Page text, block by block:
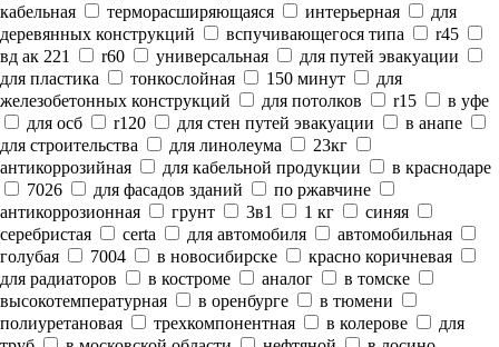
кабельная
терморасширяющаяся интерьерная
для
деревянных конструкций
вспучивающегося типа
r45
вд ак 221
r60 универсальная
для путей эвакуации
для пластика
тонкослойная 150 минут
для
железобетонных конструкций
для потолков r15
в уфе
для осб
r120 для стен путей эвакуации
в анапе
для строительства
для линолеума
23кг
антикоррозийная
для кабельной продукции
в краснодаре
7026
для фасадов зданий
по ржавчине
антикоррозионная
грунт 3в1 1 кг
синяя
серебристая
certa для автомобиля
автомобильная
голубая
7004 в новосибирске
красно коричневая
для радиаторов
в костроме аналог
в томске
высокотемпературная
в оренбурге
в тюмени
полиуретановая
трехкомпонентная в колерове
для